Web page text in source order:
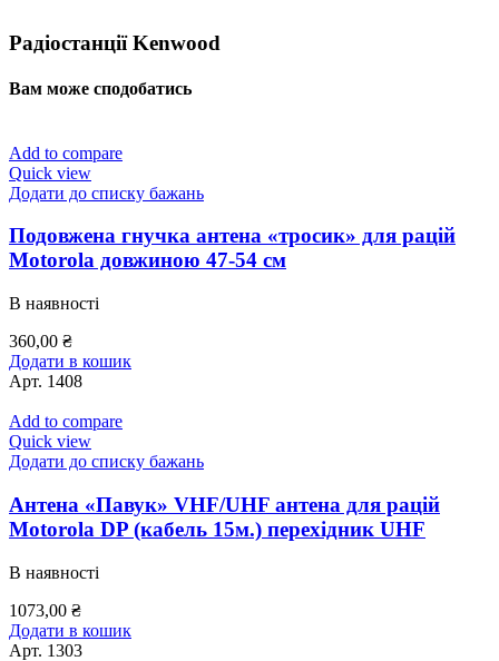
Радіостанції Kenwood
Вам може сподобатись
Add to compare
Quick view
Додати до списку бажань
Подовжена гнучка антена «тросик» для рацій
Motorola довжиною 47-54 см
В наявності
360,00 ₴
Додати в кошик
Арт. 1408
Add to compare
Quick view
Додати до списку бажань
Антена «Павук» VHF/UHF антена для рацій
Motorola DP (кабель 15м.) перехідник UHF
В наявності
1073,00 ₴
Додати в кошик
Арт. 1303